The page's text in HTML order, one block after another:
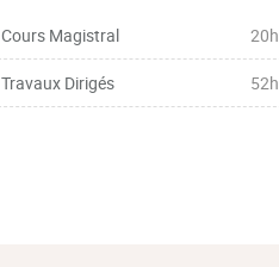
Cours Magistral 20h
Travaux Dirigés 52h